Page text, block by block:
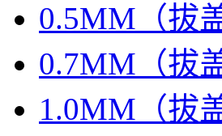
0.5MM（拔
0.7MM（拔
1.0MM（拔